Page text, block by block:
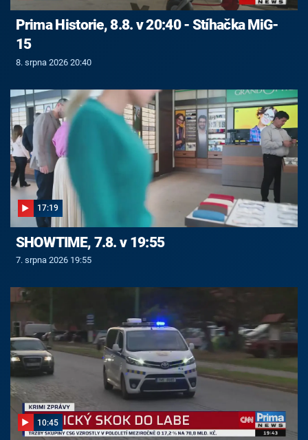
Prima Historie, 8.8. v 20:40 - Stíhačka MiG-
15
8. srpna 2026 20:40
17:19
SHOWTIME, 7.8. v 19:55
7. srpna 2026 19:55
10:45